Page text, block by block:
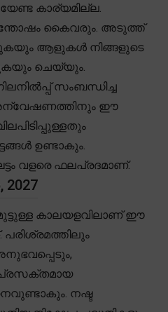
കാര്യമില്ല.
കൈവരും. അടുത്ത്
ആളുകൾ നിങ്ങളുടെ
ചെയ്യും.
സംബന്ധിച്ച
ഈ
ഉണ്ടാകും.
വളരെ ഫലപ്രദമാണ്.
2027
കാലയളവിലാണ് ഈ
പരിശ്രമത്തിലും
നഷ്ട